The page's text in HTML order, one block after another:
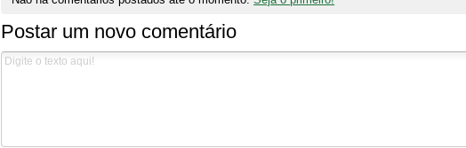
Postar um novo comentário